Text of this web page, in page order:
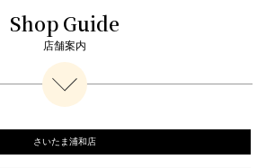
Shop Guide
店舗案内
さいたま浦和店